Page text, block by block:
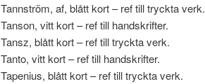
Tannström, af, blått kort – ref till tryckta verk.
Tanson, vitt kort – ref till handskrifter.
Tansz, blått kort – ref till tryckta verk.
Tanto, vitt kort – ref till handskrifter.
Tapenius, blått kort – ref till tryckta verk.